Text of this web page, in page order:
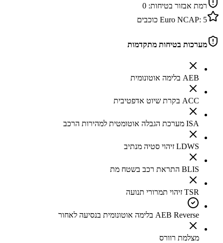
רמת אבזור בטיחות: 0
Euro NCAP: 5 כוכבים
מערכות בטיחות מתקדמות
AEB בלימה אוטונומית
ACC בקרת שיוט אדפטיבית
ISA מערכת הגבלה אוטומטית למהירות הרכב
LDWS זיהוי סטיה מנתיב
BLIS התראת רכב בשטח מת
TSR זיהוי תמרורי תנועה
AEB Reverse בלימה אוטונומית בנסיעה לאחור
מצלמת רוורס